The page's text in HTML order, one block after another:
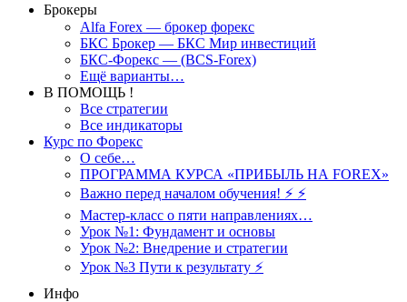
Брокеры
Alfa Forex — брокер форекс
БКС Брокер — БКС Мир инвестиций
БКС-Форекс — (BCS-Forex)
Ещё варианты…
В ПОМОЩЬ !
Все стратегии
Все индикаторы
Курс по Форекс
О себе…
ПРОГРАММА КУРСА «ПРИБЫЛЬ НА FOREX»
Важно перед началом обучения! ⚡ ⚡
Мастер-класс о пяти направлениях…
Урок №1: Фундамент и основы
Урок №2: Внедрение и стратегии
Урок №3 Пути к результату ⚡️
Инфо